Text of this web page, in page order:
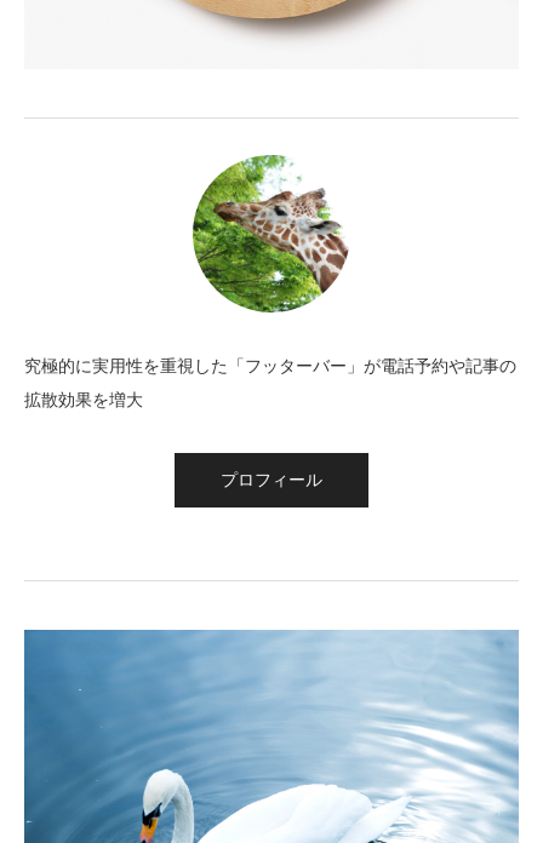
究極的に実用性を重視した「フッターバー」が電話予約や記事の
拡散効果を増大
プロフィール